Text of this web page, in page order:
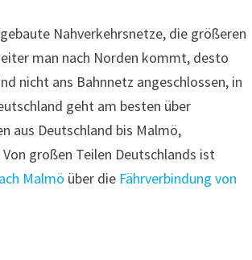
Nahverkehrsnetze, die größeren
man nach Norden kommt, desto
nicht ans Bahnnetz angeschlossen, in
geht am besten über
aus Deutschland bis Malmö,
großen Teilen Deutschlands ist
Malmö über die Fährverbindung von